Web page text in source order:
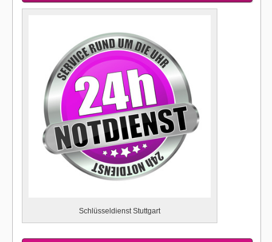
Schlüsseldienst Stuttgart